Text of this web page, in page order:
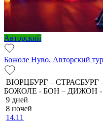
Авторский
Божоле Нуво. Авторский тур
ВЮРЦБУРГ –
БОЖОЛЕ - БОН – ДИЖОН -
9 дней
8 ночей
14.11